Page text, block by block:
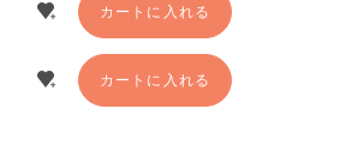
カートに入れる
カートに入れる